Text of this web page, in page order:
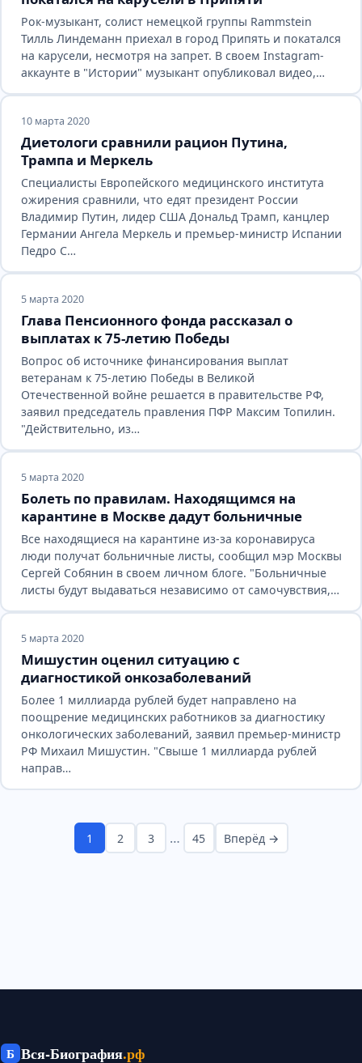
Рок-музыкант, солист немецкой группы Rammstein
Тилль Линдеманн приехал в город Припять и покатался
на карусели, несмотря на запрет. В своем Instagram-
аккаунте в "Истории" музыкант опубликовал видео,…
10 марта 2020
Диетологи сравнили рацион Путина,
Трампа и Меркель
Специалисты Европейского медицинского института
ожирения сравнили, что едят президент России
Владимир Путин, лидер США Дональд Трамп, канцлер
Германии Ангела Меркель и премьер-министр Испании
Педро С…
5 марта 2020
Глава Пенсионного фонда рассказал о
выплатах к 75-летию Победы
Вопрос об источнике финансирования выплат
ветеранам к 75-летию Победы в Великой
Отечественной войне решается в правительстве РФ,
заявил председатель правления ПФР Максим Топилин.
"Действительно, из…
5 марта 2020
Болеть по правилам. Находящимся на
карантине в Москве дадут больничные
Все находящиеся на карантине из-за коронавируса
люди получат больничные листы, сообщил мэр Москвы
Сергей Собянин в своем личном блоге. "Больничные
листы будут выдаваться независимо от самочувствия,…
5 марта 2020
Мишустин оценил ситуацию с
диагностикой онкозаболеваний
Более 1 миллиарда рублей будет направлено на
поощрение медицинских работников за диагностику
онкологических заболеваний, заявил премьер-министр
РФ Михаил Мишустин. "Свыше 1 миллиарда рублей
направ…
1 2 3 … 45 Вперёд →
Б Вся-Биография.рф